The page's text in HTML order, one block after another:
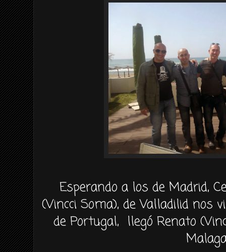
Esperando a los de Madrid,
(Vincci Soma), de Valladilid nos
de Portugal, llegó Renato